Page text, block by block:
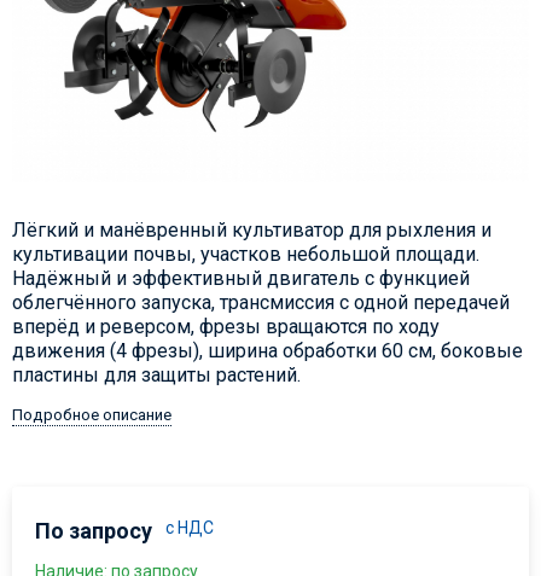
Лёгкий и манёвренный культиватор для рыхления и
культивации почвы, участков небольшой площади.
Надёжный и эффективный двигатель с функцией
облегчённого запуска, трансмиссия с одной передачей
вперёд и реверсом, фрезы вращаются по ходу
движения (4 фрезы), ширина обработки 60 см, боковые
пластины для защиты растений.
Подробное описание
По запросу с НДС
Наличие: по запросу